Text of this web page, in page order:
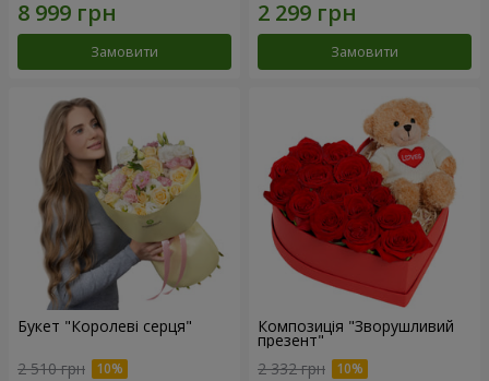
Замовити Замовити
Букет "Королеві серця"
2 510 грн
Композиція "Зворушливий
презент"
2 332 грн